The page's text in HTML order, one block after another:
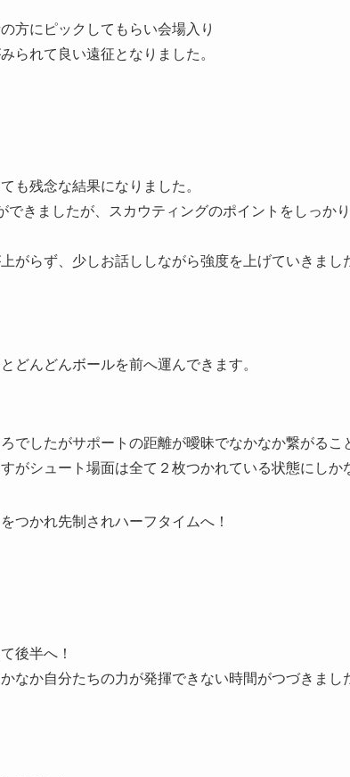
方にピックしてもらい会場入り
られて良い遠征となりました。
も残念な結果になりました。
きましたが、スカウティングのポイントをしっか
がらず、少しお話ししながら強度を上げていきま
どんどんボールを前へ運んできます。
でしたがサポートの距離が曖昧でなかなか繋がるこ
がシュート場面は全て２枚つかれている状態にしか
つかれ先制されハーフタイムへ！
後半へ！
なか自分たちの力が発揮できない時間がつづきまし